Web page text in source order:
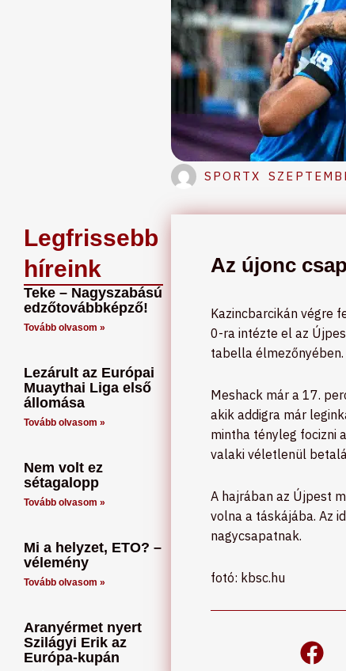
SPORTX
Legfrissebb
híreink
Teke – Nagyszabású
edzőtovábbképző!
Tovább olvasom »
Lezárult az Európai
Muaythai Liga első
állomása
Tovább olvasom »
Nem volt ez
sétagalopp
Tovább olvasom »
Mi a helyzet, ETO? –
vélemény
Tovább olvasom »
Aranyérmet nyert
Szilágyi Erik az
Európa-kupán
Az újonc
Kazincbarcikán végre
0-ra intézte el az
tabella élmezőnyében.
Meshack már a 17.
akik addigra már
mintha tényleg focizni
valaki véletlenül
A hajrában az Újpest
volna a táskájába. Az
nagycsapatnak.
fotó: kbsc.hu